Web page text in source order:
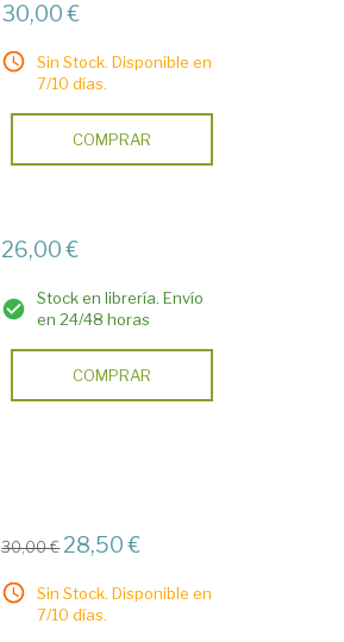
30,00 €
Sin Stock. Disponible en
7/10 días.
COMPRAR
26,00 €
Stock en librería. Envío
en 24/48 horas
COMPRAR
30,00 € 28,50 €
Sin Stock. Disponible en
7/10 días.